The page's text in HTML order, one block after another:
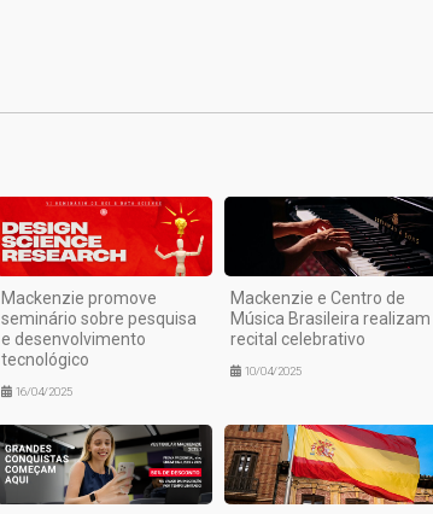
Mackenzie promove
seminário sobre pesquisa
e desenvolvimento
tecnológico
16/04/2025
Mackenzie e Centro de
Música Brasileira realizam
recital celebrativo
10/04/2025